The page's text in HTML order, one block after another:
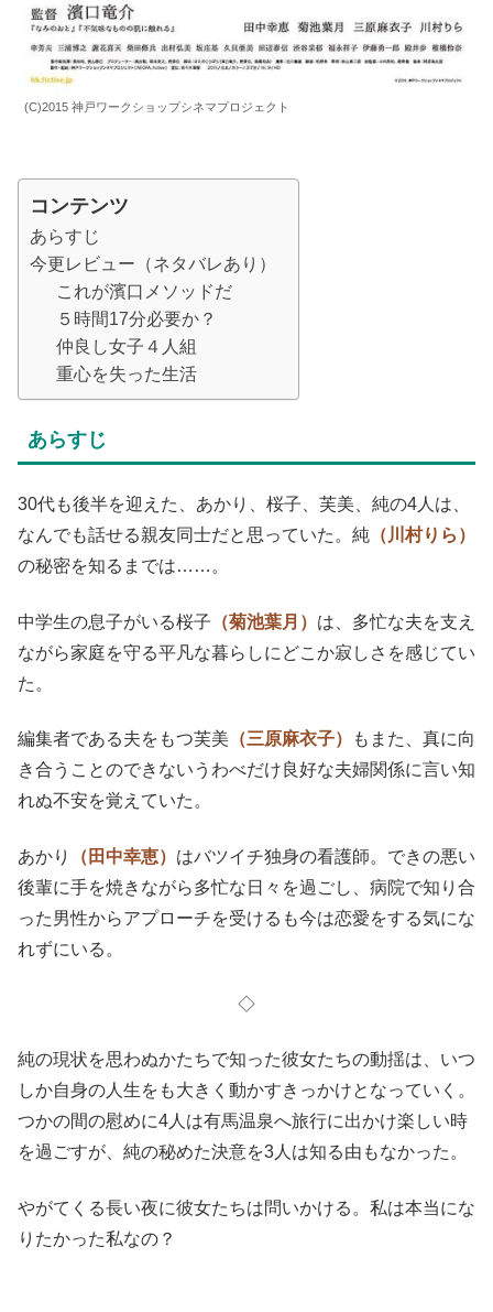
(C)2015 神戸ワークショップシネマプロジェクト
コンテンツ
あらすじ
今更レビュー（ネタバレあり）
これが濱口メソッドだ
５時間17分必要か？
仲良し女子４人組
重心を失った生活
あらすじ
30代も後半を迎えた、あかり、桜子、芙美、純の4人は、
なんでも話せる親友同士だと思っていた。純 （川村りら）
の秘密を知るまでは……。
中学生の息子がいる桜子 （菊池葉月） は、多忙な夫を支え
ながら家庭を守る平凡な暮らしにどこか寂しさを感じてい
た。
編集者である夫をもつ芙美 （三原麻衣子）
もまた、真に向
き合うことのできないうわべだけ良好な夫婦関係に言い知
れぬ不安を覚えていた。
あかり （田中幸恵） はバツイチ独身の看護師。できの悪い
後輩に手を焼きながら多忙な日々を過ごし、病院で知り合
った男性からアプローチを受けるも今は恋愛をする気にな
れずにいる。
◇
純の現状を思わぬかたちで知った彼女たちの動揺は、いつ
しか自身の人生をも大きく動かすきっかけとなっていく。
つかの間の慰めに4人は有馬温泉へ旅行に出かけ楽しい時
を過ごすが、純の秘めた決意を3人は知る由もなかった。
やがてくる長い夜に彼女たちは問いかける。私は本当にな
りたかった私なの？